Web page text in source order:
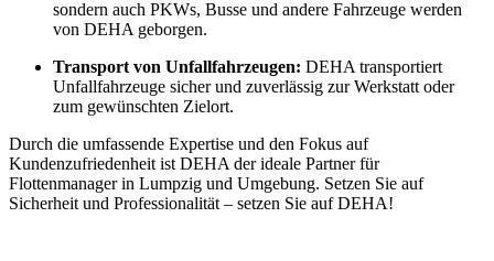
sondern auch PKWs, Busse und andere Fahrzeuge werden
von DEHA geborgen.
Transport von Unfallfahrzeugen: DEHA transportiert
Unfallfahrzeuge sicher und zuverlässig zur Werkstatt oder
zum gewünschten Zielort.
Durch die umfassende Expertise und den Fokus auf
Kundenzufriedenheit ist DEHA der ideale Partner für
Flottenmanager in Lumpzig und Umgebung. Setzen Sie auf
Sicherheit und Professionalität – setzen Sie auf DEHA!